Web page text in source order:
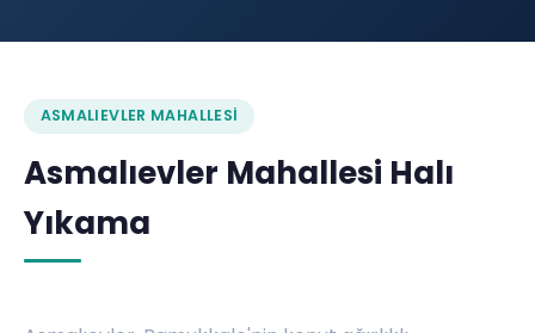
ASMALIEVLER MAHALLESI
Asmalıevler Mahallesi Halı
Yıkama